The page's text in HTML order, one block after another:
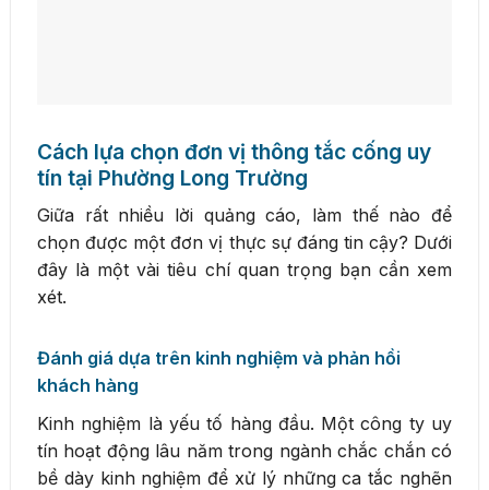
Cách lựa chọn đơn vị thông tắc cống uy
tín tại Phường Long Trường
Giữa rất nhiều lời quảng cáo, làm thế nào để
chọn được một đơn vị thực sự đáng tin cậy? Dưới
đây là một vài tiêu chí quan trọng bạn cần xem
xét.
Đánh giá dựa trên kinh nghiệm và phản hồi
khách hàng
Kinh nghiệm là yếu tố hàng đầu. Một công ty uy
tín hoạt động lâu năm trong ngành chắc chắn có
bề dày kinh nghiệm để xử lý những ca tắc nghẽn